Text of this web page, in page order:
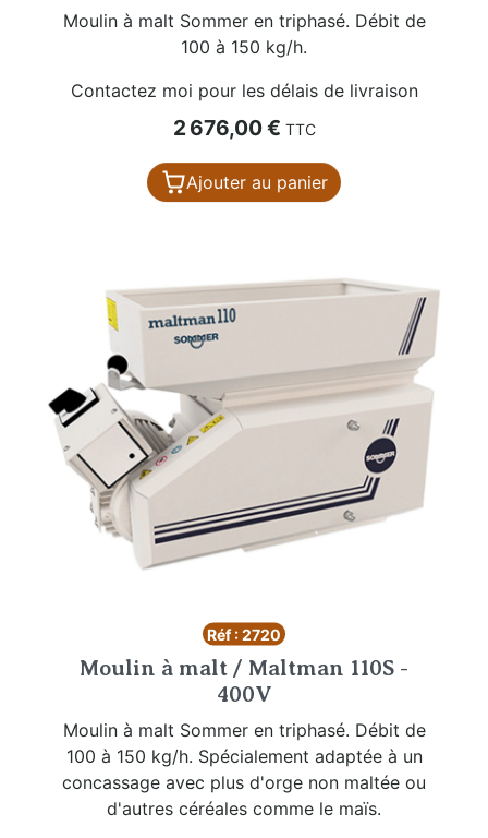
Moulin à malt Sommer en triphasé. Débit de
100 à 150 kg/h.
Contactez moi pour les délais de livraison
Prix
2 676,00 € TTC
Ajouter au panier
Réf : 2720
Moulin à malt / Maltman 110S -
400V
Moulin à malt Sommer en triphasé. Débit de
100 à 150 kg/h. Spécialement adaptée à un
concassage avec plus d'orge non maltée ou
d'autres céréales comme le maïs.